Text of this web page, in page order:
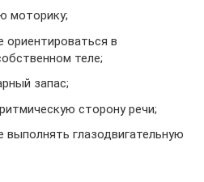
моторику;
ориентироваться в
теле;
запас;
сторону речи;
выполнять глазодвигательную